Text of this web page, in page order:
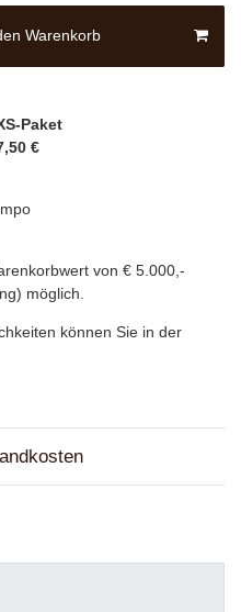
Warenkorb
Paket
€
von € 5.000,-
möglich.
können Sie in der